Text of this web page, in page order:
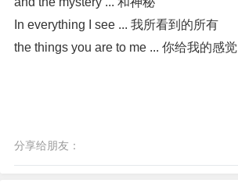
In everything I see ... 我所看到的所有
the things you are to me ... 你给我的感觉
分享给朋友：